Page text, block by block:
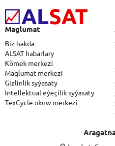
Maglumat
Biz hakda
ALSAT habarlary
Kömek merkezi
Maglumat merkezi
Gizlinlik syýasaty
Intellektual eýeçilik syýasaty
TexCycle okuw merkezi